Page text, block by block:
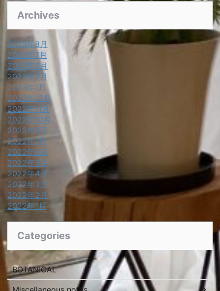
Archives
2023年8月
2023年7月
2023年5月
2023年2月
2023年1月
2022年12月
2022年11月
2022年10月
2022年8月
2022年7月
2022年6月
2022年5月
2022年4月
2022年3月
2022年2月
2022年1月
Categories
BOTANICAL